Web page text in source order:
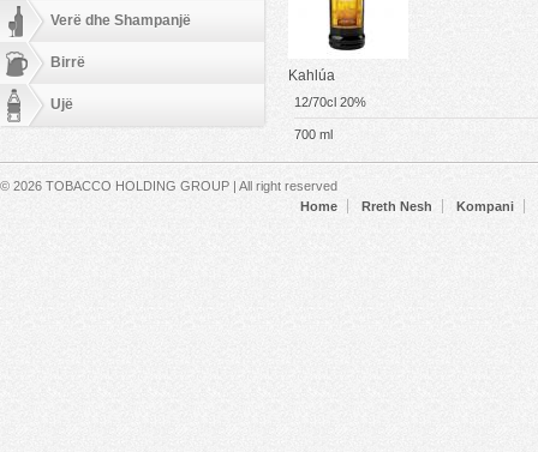
Kahlúa
12/70cl 20%
700 ml
Verë dhe Shampanjë
Birrë
Ujë
© 2026 TOBACCO HOLDING GROUP | All right reserved
Secondary menu
Home Rreth Nesh Kompani